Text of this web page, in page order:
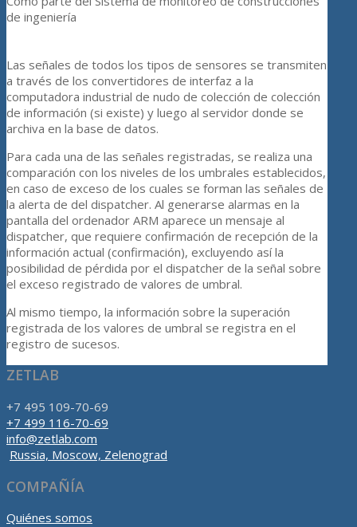
de ingeniería
Las señales de todos los tipos de sensores se transmiten
a través de los convertidores de interfaz a la
computadora industrial de nudo de colección de colección
de información (si existe) y luego al servidor donde se
archiva en la base de datos.
Para cada una de las señales registradas, se realiza una
comparación con los niveles de los umbrales establecidos,
en caso de exceso de los cuales se forman las señales de
la alerta de del dispatcher. Al generarse alarmas en la
pantalla del ordenador ARM aparece un mensaje al
dispatcher, que requiere confirmación de recepción de la
información actual (confirmación), excluyendo así la
posibilidad de pérdida por el dispatcher de la señal sobre
el exceso registrado de valores de umbral.
Al mismo tiempo, la información sobre la superación
registrada de los valores de umbral se registra en el
registro de sucesos.
ZETLAB
+7 495 109-70-69
+7 499 116-70-69
info@zetlab.com
Russia, Moscow, Zelenograd
COMPAÑÍA
Quiénes somos